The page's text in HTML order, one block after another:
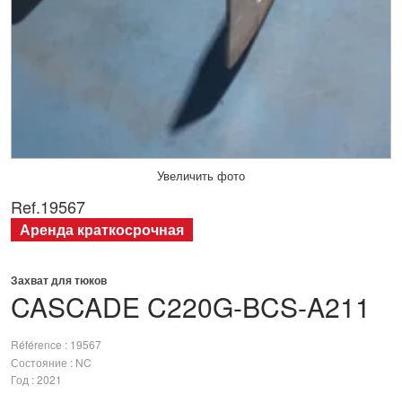
Увеличить фото
CASCADE C220G-BCS-A211
Захват для тюков
Référence
19567
Состояние
NC
Год 2021
Ref.19567
Аренда краткосрочная